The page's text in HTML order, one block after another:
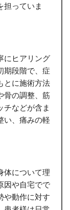
担っていま
にヒアリング
期段階で、症
とに施術方法
骨の調整、筋
チなどが含ま
い、痛みの軽
体について理
因や自宅でで
や動作に対す